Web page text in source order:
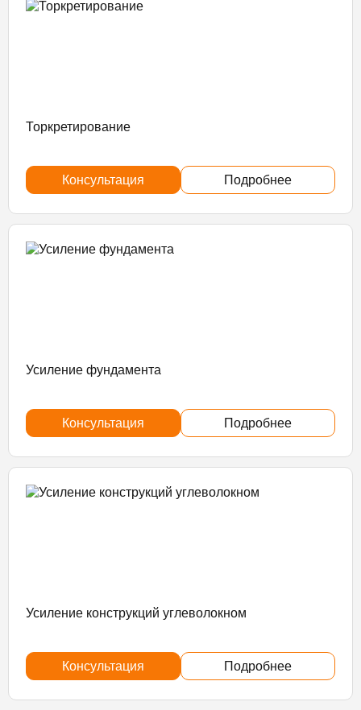
Торкретирование
Консультация Подробнее
Усиление фундамента
Консультация Подробнее
Усиление конструкций углеволокном
Консультация Подробнее